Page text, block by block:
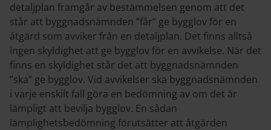
detaljplan framgår av bestämmelsen genom att det
står att byggnadsnämnden ”får” ge bygglov för en
åtgärd som avviker från en detaljplan. Det finns alltså
ingen skyldighet att ge bygglov för en avvikelse. När det
finns en skyldighet står det att byggnadsnämnden
”ska” ge bygglov. Vid avvikelser ska byggnadsnämnden
i varje enskilt fall göra en bedömning av om det är
lämpligt att bevilja bygglov. En sådan
lämplighetsbedömning förutsätter att åtgärden